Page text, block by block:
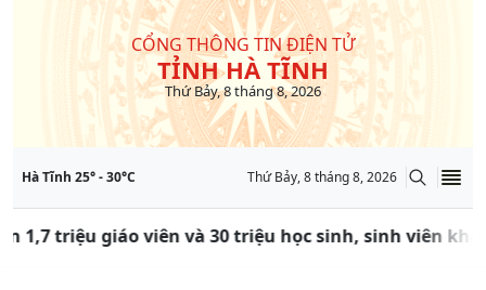
CỔNG THÔNG TIN ĐIỆN TỬ
TỈNH HÀ TĨNH
Thứ Bảy, 8 tháng 8, 2026
Hà Tĩnh 25° -30°C Thứ Bảy, 8 tháng 8, 2026
1,7 triệu giáo viên và 30 triệu học sinh, sinh viên